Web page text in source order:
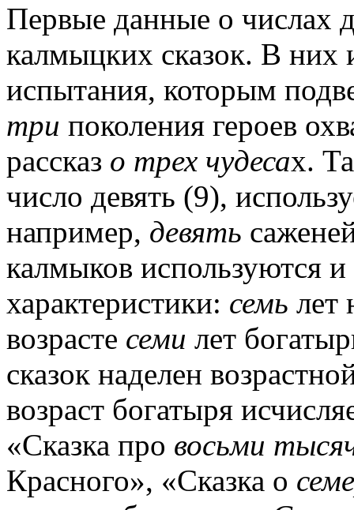
Первые данные о числах
калмыцких сказок. В них
испытания, которым
три поколения героев
рассказ о трех чудесах.
число девять (9),
например, девять
калмыков используются
характеристики: семь лет
возрасте семи лет
сказок наделен
возраст богатыря
«Сказка про восьми
Красного», «Сказка о